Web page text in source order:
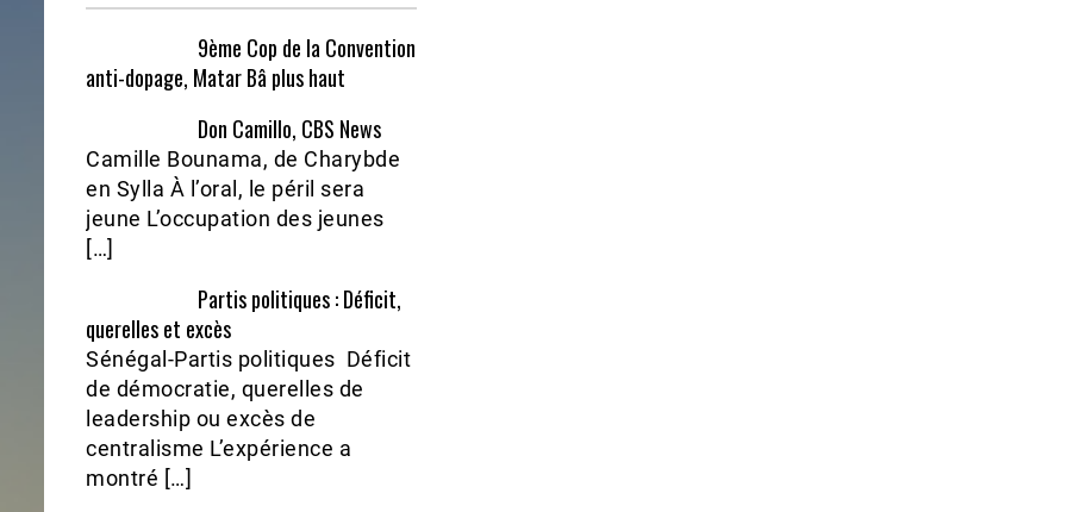
9ème Cop de la Convention
anti-dopage, Matar Bâ plus haut
Don Camillo, CBS News
Camille Bounama, de Charybde
en Sylla À l’oral, le péril sera
jeune L’occupation des jeunes
[…]
Partis politiques : Déficit,
querelles et excès
Sénégal-Partis politiques Déficit
de démocratie, querelles de
leadership ou excès de
centralisme L’expérience a
montré […]